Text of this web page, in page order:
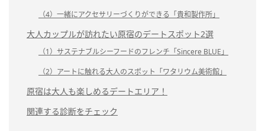
（4）一緒にアクセサリーづくりができる「貴和製作所」
大人カップルが訪れたい原宿のデートスポット2選
（1）サステナブルシーフードのフレンチ「Sincere BLUE」
（2）アートに触れる大人のスポット「ワタリウム美術館」
原宿は大人も楽しめるデートエリア！
関連する診断をチェック